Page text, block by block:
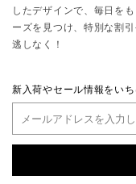
したデザインで、毎日を
ーズを見つけ、特別な割
逃しなく！
新入荷やセール情報をいち